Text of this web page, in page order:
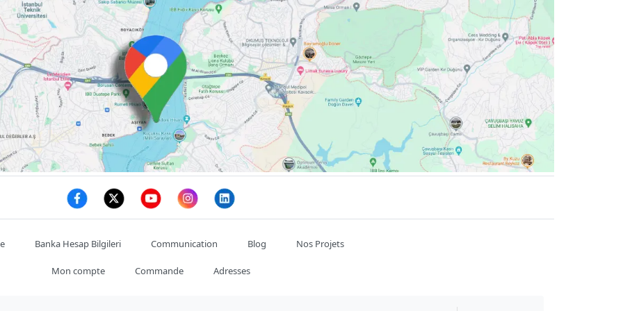
Banka Hesap Bilgileri Communication Blog Nos Projets
Mon compte Commande Adresses